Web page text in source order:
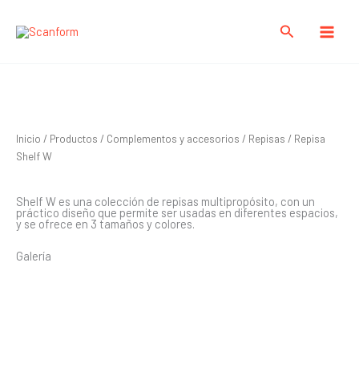
Buscar
Inicio / Productos / Complementos y accesorios / Repisas / Repisa
Shelf W
Shelf W es una colección de repisas multipropósito, con un
práctico diseño que permite ser usadas en diferentes espacios,
y se ofrece en 3 tamaños y colores.
Galería